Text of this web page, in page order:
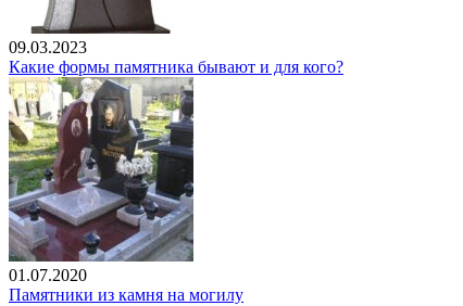
09.03.2023
Какие формы памятника бывают и для кого?
01.07.2020
Памятники из камня на могилу